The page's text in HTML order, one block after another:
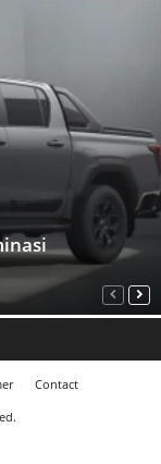
Contact